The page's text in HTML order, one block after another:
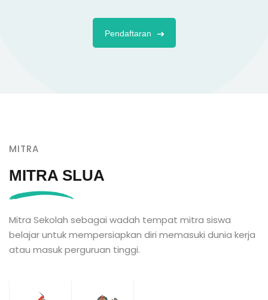
Pendaftaran
MITRA
MITRA SLUA
Mitra Sekolah sebagai wadah tempat mitra siswa
belajar untuk mempersiapkan diri memasuki dunia kerja
atau masuk perguruan tinggi.